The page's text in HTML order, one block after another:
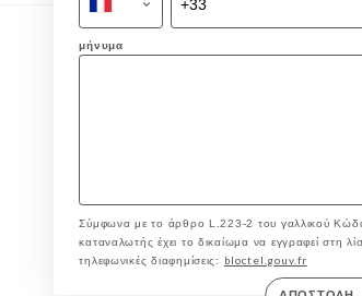
μήνυμα
Σύμφωνα με το άρθρο L.223-2 του γαλλικού
καταναλωτής έχει το δικαίωμα να εγγραφεί στη
τηλεφωνικές διαφημίσεις:
bloctel.gouv.fr